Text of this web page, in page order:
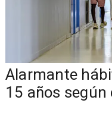
Alarmante
15 años